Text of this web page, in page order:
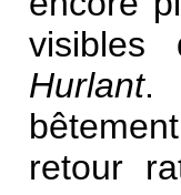
Hurlant.
retour